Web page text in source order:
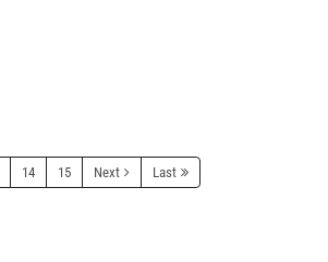
14 15 Next Last